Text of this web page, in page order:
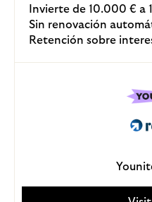
Invierte de 10.000 € a
Sin renovación
Retención sobre